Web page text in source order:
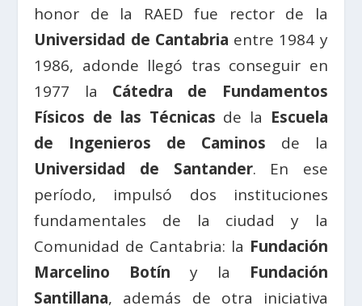
honor de la RAED fue rector de la
Universidad de Cantabria entre 1984 y
1986, adonde llegó tras conseguir en
1977 la Cátedra de Fundamentos
Físicos de las Técnicas de la Escuela
de Ingenieros de Caminos de la
Universidad de Santander. En ese
período, impulsó dos instituciones
fundamentales de la ciudad y la
Comunidad de Cantabria: la Fundación
Marcelino Botín y la Fundación
Santillana, además de otra iniciativa